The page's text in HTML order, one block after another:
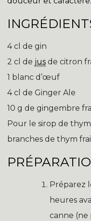
4 cl de gin
2 cl de jus de citron
1 blanc d’œuf
4 cl de Ginger Ale
10 g de gingembre
Pour le sirop de thym
branches de thym
Préparez
heures
canne (ne